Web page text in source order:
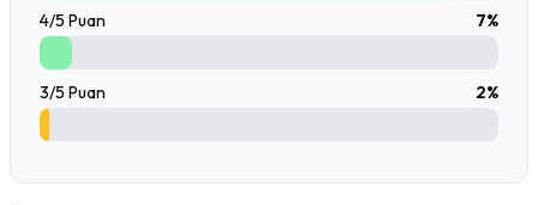
4/5 Puan 7%
3/5 Puan 2%